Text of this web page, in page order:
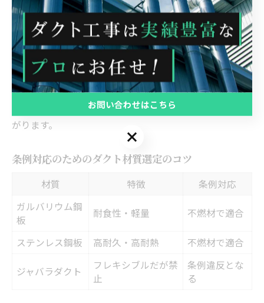
火災発生時の拡大を防ぐため、防火ダンパーや自動消火
装置の設置も検討しましょう。
ダクト工事業者選びの際は、東京都の条例知識と豊富な
施工実績を持つ業者を選ぶことがポイントです。事前の
現場調査と詳細なヒアリングを通じて、リスクを最小限
に抑える提案を受けることが、長期的な安全維持につな
がります。
条例対応のためのダクト材質選定のコツ
材質 特徴
条例対応
ガルバリウム鋼
板
耐食性・軽量 不燃材で適合
ステンレス鋼板 高耐久・高耐熱 不燃材で適合
ジャバラダクト
フレキシブルだが禁
止
条例違反とな
る
お問い合わせはこちら
お問い合わせはこちら